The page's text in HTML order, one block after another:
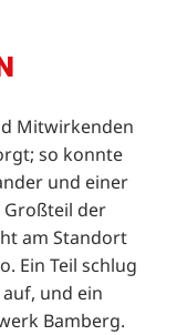
Mitwirkenden
so konnte
und einer
Großteil der
am Standort
Ein Teil schlug
und ein
Bamberg.